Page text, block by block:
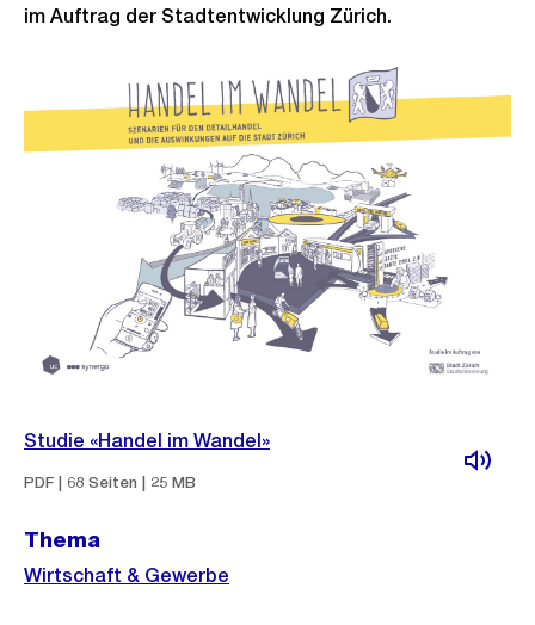
im Auftrag der Stadtentwicklung Zürich.
Studie «Handel im Wandel»
PDF | 68 Seiten | 25 MB
Thema
Wirtschaft & Gewerbe